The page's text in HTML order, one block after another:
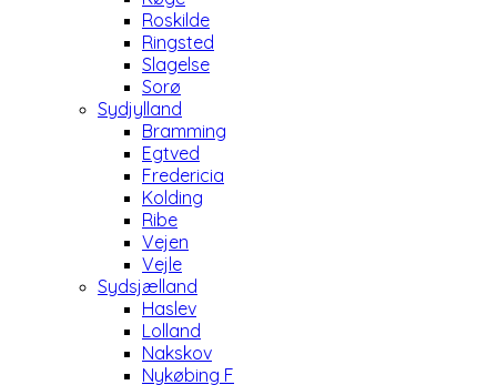
Roskilde
Ringsted
Slagelse
Sorø
Sydjylland
Bramming
Egtved
Fredericia
Kolding
Ribe
Vejen
Vejle
Sydsjælland
Haslev
Lolland
Nakskov
Nykøbing F